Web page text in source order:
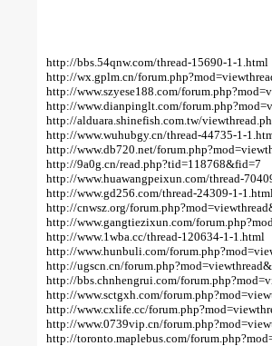
http://bbs.54qnw.com/thread-15690-1-1.html
http://wx.gplm.cn/
http://www.szyese188.com/
http://www.dianpinglt.com/
http://alduara.shinefish.com.tw/
http://www.wuhubgy.cn/thread-44735-1-
http://www.db720.net/
http://9a0g.cn/read.php?tid=118768&fid=7
http://www.huawangpeixun.com/thread-
http://www.gd256.com/thread-24309-1-
http://cnwsz.org/
http://www.gangtiezixun.com/
http://www.1wba.cc/thread-120634-1-1.html
http://www.hunbuli.com/
http://ugscn.cn/
http://bbs.chnhengrui.com/
http://www.sctgxh.com/
http://www.cxlife.cc/
http://www.0739vip.cn/
http://toronto.maplebus.com/